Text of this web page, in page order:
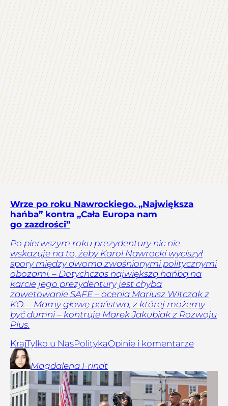
Wrze po roku Nawrockiego. „Największa
hańba” kontra „Cała Europa nam
go zazdrości”
Po pierwszym roku prezydentury nic nie
wskazuje na to, żeby Karol Nawrocki wyciszył
spory między dwoma zwaśnionymi politycznymi
obozami. – Dotychczas największą hańbą na
karcie jego prezydentury jest chyba
zawetowanie SAFE – ocenia Mariusz Witczak z
KO. – Mamy głowę państwa, z której możemy
być dumni – kontruje Marek Jakubiak z Rozwoju
Plus.
KrajTylko u NasPolitykaOpinie i komentarze
Magdalena Frindt